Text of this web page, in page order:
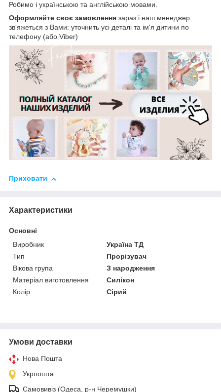
Робимо і українською та англійською мовами.
Оформляйте своє замовлення зараз і наш менеджер
зв'яжеться з Вами: уточнить усі деталі та ім'я дитини по
телефону (або Viber)
Приховати
Характеристики
Основні
Виробник
Україна ТД
Тип
Прорізувач
Вікова група
З народження
Матеріал виготовлення
Силікон
Колір
Сірий
Умови доставки
Нова Пошта
Укрпошта
Самовивіз (Одеса, р-н Черемушки)